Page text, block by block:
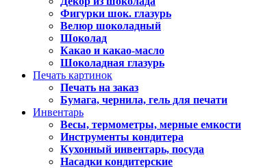
Фигурки шок. глазурь
Велюр шоколадный
Шоколад
Какао и какао-масло
Шоколадная глазурь
Печать картинок
Печать на заказ
Бумага, чернила, гель для печати
Инвентарь
Весы, термометры, мерные емкости
Инструменты кондитера
Кухонный инвентарь, посуда
Насадки кондитерские